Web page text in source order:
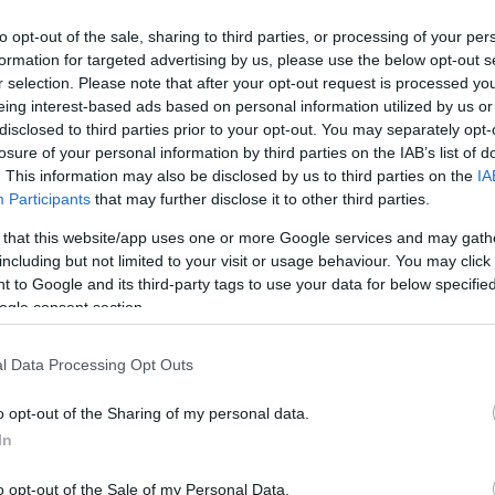
opt-out of the sale, sharing to third parties, or processing of your
for targeted advertising by us, please use the below opt-out
selection. Please note that after your opt-out request is processed
interest-based ads based on personal information utilized by us
to third parties prior to your opt-out. You may separately
of your personal information by third parties on the IAB’s list of
This information may also be disclosed by us to third parties on the
Participants that may further disclose it to other third parties.
that this website/app uses one or more Google services and may
but not limited to your visit or usage behaviour. You may
to Google and its third-party tags to use your data for below
consent section.
Data Processing Opt Outs
opt-out of the Sharing of my personal data.
opt-out of the Sale of my Personal Data.
videós elemzések, külön tréning a
mögött. A csapat vasárnap érkezett haza a
elvégeztük. A játékosok egyéni képzéseken vettek
az erőnléti edzések. Összességében pozitívan
szombatra tervezett két mérkőzés, azaz a főpróba
környezetben készül, szerdán pedig 14 órától
szeretnénk még játszani. A taktikai elemeken,
héten ez is fontos szerepet kap. A kazah csapatok
is – mondta Zoran Szpisljak vezetőedző.